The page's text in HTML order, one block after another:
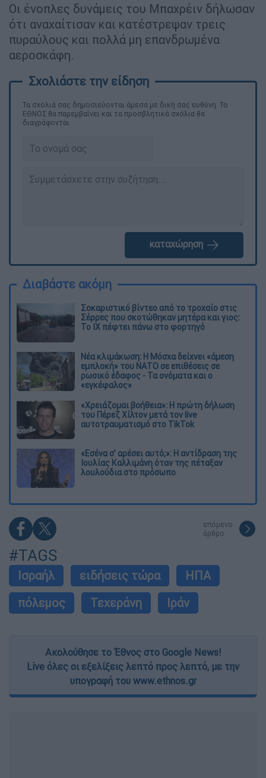
Οι ένοπλες δυνάμεις του Μπαχρέιν δήλωσαν
ότι αναχαίτισαν και κατέστρεψαν τρεις
πυραύλους και πολλά μη επανδρωμένα
αεροσκάφη.
Τα σχολιά σας δημοσιεύονται άμεσα με δική σας ευθύνη. Το
ΕΘΝΟΣ θα παρεμβαίνει και τα προσβλητικά σχόλια θα
διαγράφονται
καταχώρηση
Διαβάστε ακόμη
Σοκαριστικό βίντεο από το τροχαίο στις
Σέρρες που σκοτώθηκαν μητέρα και γιος:
Το ΙΧ πέφτει πάνω στο φορτηγό
Νέα κλιμάκωση: Η Μόσχα δείχνει «άμεση
εμπλοκή» του ΝΑΤΟ σε επιθέσεις σε
ρωσικό έδαφος - Τα ονόματα και ο
«εγκέφαλος»
«Χρειάζομαι βοήθεια»: Η πρώτη δήλωση
του Πέρεζ Χίλτον μετά τον live
αυτοτραυματισμό στο TikTok
«Εσένα σ’ αρέσει αυτό;»: Η αντίδραση της
Ιουλίας Καλλιμάνη όταν της πέταξαν
λουλούδια στο πρόσωπο
επόμενο
άρθρο
#TAGS
Ισραήλ ειδήσεις τώρα
ΗΠΑ
πόλεμος
Τεχεράνη Ιράν
Ακολούθησε το Έθνος στο Google News!
Live όλες οι εξελίξεις λεπτό προς λεπτό, με την
υπογραφή του www.ethnos.gr